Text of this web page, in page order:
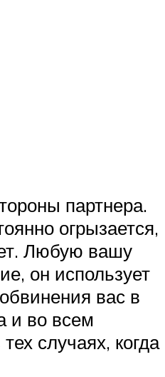
партнера.
огрызается,
Любую вашу
он использует
вас в
и во всем
случаях, когда